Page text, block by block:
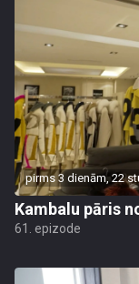
pirms 3 dienām, 22
Kambalu pāris
61. epizode